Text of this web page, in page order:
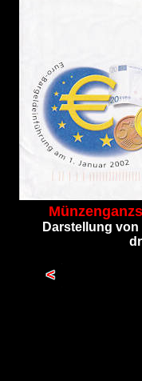
Darstellung